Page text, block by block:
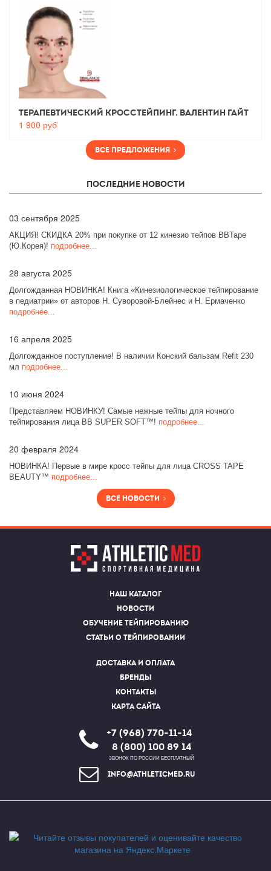
Терапевтический Кросстейпинг. Валентин Гайт
1 900 руб
Все предложения
Последние новости
03 сентября 2025
АКЦИЯ! СКИДКА 20% при покупке от 12 кинезио тейпов BBTape
(Ю.Корея)! подробнее...
28 августа 2025
Долгожданная НОВИНКА! Книга «Кинезиологическое тейпирование
в педиатрии» от авторов Н. Суворовой-Блейнес и Н. Ермаченко
подробнее...
16 апреля 2025
Долгожданное поступление! В наличии Конский бальзам Refit 230
мл подробнее...
10 июня 2024
Представляем НОВИНКУ! Самые нежные тейпы для ночного
тейпирования лица BB SUPER SOFT™! подробнее...
20 февраля 2024
НОВИНКА! Первые в мире кросс тейпы для лица CROSS TAPE
BEAUTY™ подробнее...
Все новости
Наш каталог
Новости
Обучение тейпированию
Статьи о тейпировании
Доставка и оплата
Бренды
Контакты
Карта сайта
+7 (968) 770-11-14
8 (800) 100 89 14
ЗВОНОК ПО РОССИИ БЕСПЛАТНЫЙ
info@athleticmed.ru